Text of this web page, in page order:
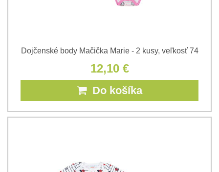
Dojčenské body Mačička Marie - 2 kusy, veľkosť 74
12,10 €
Do košíka